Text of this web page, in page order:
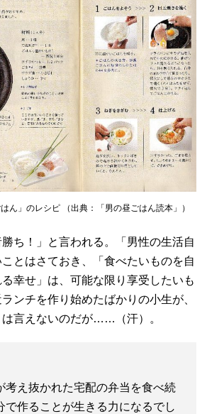
ん」のレシピ （出典：「男の昼ごはん読本」）
勝ち！」と言われる。「男性の生活自
とはさておき、「食べたいものを自
幸せ」は、可能な限り享受したいも
ンチを作り始めたばかりの小生が、
言えないのだが……（汗）。
考え抜かれた宅配の弁当を食べ続
で作ることが生きる力になるでし